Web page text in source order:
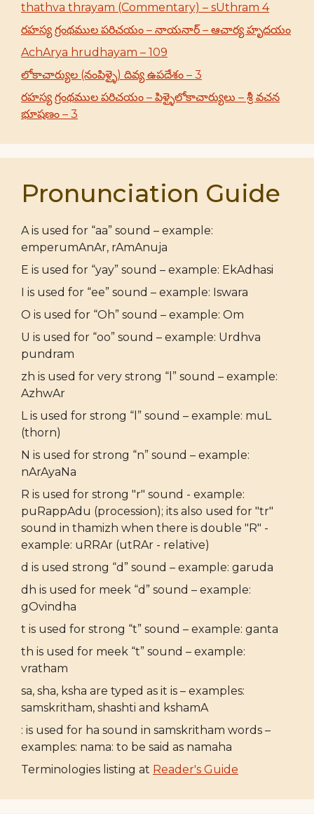
thathva thrayam (Commentary) – sUthram 4
రహస్య గ్రంథముల పరిచయం – నాయనార్ – ఆచార్య హృదయం
AchArya hrudhayam – 109
లోకాచార్యుల (నంపిళ్ళై) దివ్య ఉపదేశం – 3
రహస్య గ్రంథముల పరిచయం – పిళ్ళైలోకాచార్యులు – శ్రీ వచన
భూషణం – 3
Pronunciation Guide
A is used for “aa” sound – example:
emperumAnAr, rAmAnuja
E is used for “yay” sound – example: EkAdhasi
I is used for “ee” sound – example: Iswara
O is used for “Oh” sound – example: Om
U is used for “oo” sound – example: Urdhva
pundram
zh is used for very strong “l” sound – example:
AzhwAr
L is used for strong “l” sound – example: muL
(thorn)
N is used for strong “n” sound – example:
nArAyaNa
R is used for strong "r" sound - example:
puRappAdu (procession); its also used for "tr"
sound in thamizh when there is double "R" -
example: uRRAr (utRAr - relative)
d is used strong “d” sound – example: garuda
dh is used for meek “d” sound – example:
gOvindha
t is used for strong “t” sound – example: ganta
th is used for meek “t” sound – example:
vratham
sa, sha, ksha are typed as it is – examples:
samskritham, shashti and kshamA
: is used for ha sound in samskritham words –
examples: nama: to be said as namaha
Terminologies listing at Reader's Guide